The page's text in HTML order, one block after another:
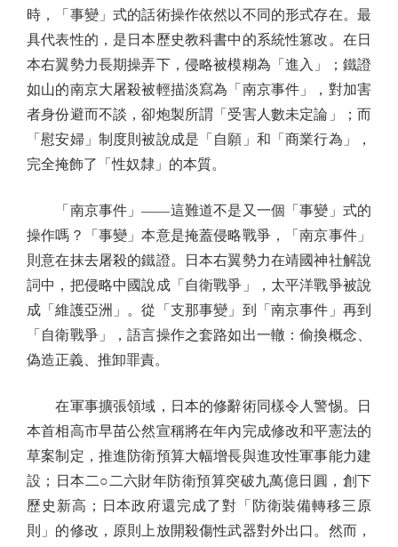
時，「事變」式的話術操作依然以不同的形式存在。最
具代表性的，是日本歷史教科書中的系統性篡改。在日
本右翼勢力長期操弄下，侵略被模糊為「進入」；鐵證
如山的南京大屠殺被輕描淡寫為「南京事件」，對加害
者身份避而不談，卻炮製所謂「受害人數未定論」；而
「慰安婦」制度則被說成是「自願」和「商業行為」，
完全掩飾了「性奴隸」的本質。
「南京事件」——這難道不是又一個「事變」式的
操作嗎？「事變」本意是掩蓋侵略戰爭，「南京事件」
則意在抹去屠殺的鐵證。日本右翼勢力在靖國神社解說
詞中，把侵略中國說成「自衛戰爭」，太平洋戰爭被說
成「維護亞洲」。從「支那事變」到「南京事件」再到
「自衛戰爭」，語言操作之套路如出一轍：偷換概念、
偽造正義、推卸罪責。
在軍事擴張領域，日本的修辭術同樣令人警惕。日
本首相高市早苗公然宣稱將在年內完成修改和平憲法的
草案制定，推進防衛預算大幅增長與進攻性軍事能力建
設；日本二○二六財年防衛預算突破九萬億日圓，創下
歷史新高；日本政府還完成了對「防衛裝備轉移三原
則」的修改，原則上放開殺傷性武器對外出口。然而，